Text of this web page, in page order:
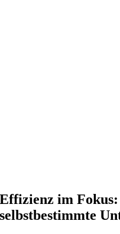
Effizienz im
selbstbestimmte